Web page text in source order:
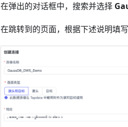
在弹出的对话框中，搜索并选择
在跳转到的页面，根据下述说明填